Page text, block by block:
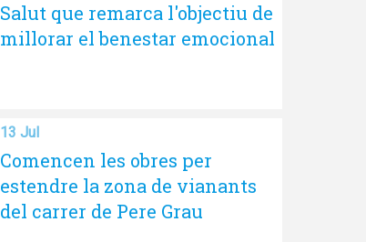
Salut que remarca l'objectiu de
millorar el benestar emocional
13 Jul
Comencen les obres per
estendre la zona de vianants
del carrer de Pere Grau